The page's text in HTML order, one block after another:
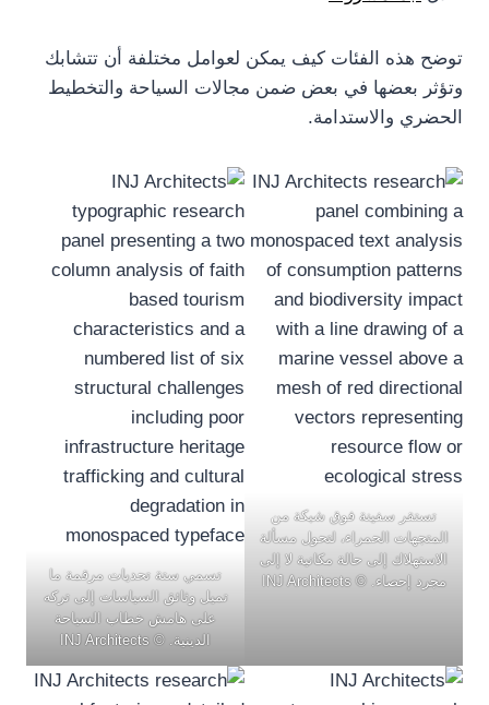
توضح هذه الفئات كيف يمكن لعوامل مختلفة أن تتشابك
وتؤثر بعضها في بعض ضمن مجالات السياحة والتخطيط
الحضري والاستدامة.
تستقر سفينة فوق شبكة من
المتجهات الحمراء، لتحول مسألة
الاستهلاك إلى حالة مكانية لا إلى
مجرد إحصاء. © INJ Architects
تسمي ستة تحديات مرقمة ما
تميل وثائق السياسات إلى تركه
على هامش خطاب السياحة
الدينية. © INJ Architects